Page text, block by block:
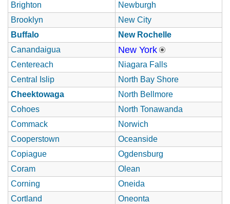
Brighton
Newburgh
Brooklyn
New City
Buffalo
New Rochelle
Canandaigua
New York
Centereach
Niagara Falls
Central Islip
North Bay Shore
Cheektowaga
North Bellmore
Cohoes
North Tonawanda
Commack
Norwich
Cooperstown
Oceanside
Copiague
Ogdensburg
Coram
Olean
Corning
Oneida
Cortland
Oneonta